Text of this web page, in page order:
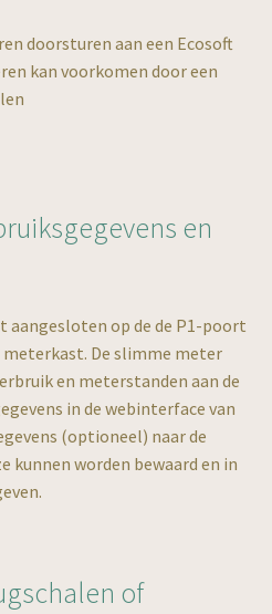
doorsturen aan een Ecosoft
kan voorkomen door een
en
aangesloten op de de P1-poort
De slimme meter
en meterstanden aan de
in de webinterface van
(optioneel) naar de
kunnen worden bewaard en in
of